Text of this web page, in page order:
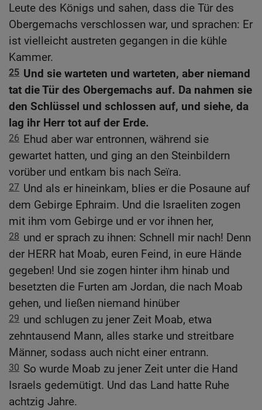
Leute des Königs und sahen, dass die Tür des
Obergemachs verschlossen war, und sprachen: Er
ist vielleicht austreten gegangen in die kühle
Kammer.
25 Und sie warteten und warteten, aber niemand
tat die Tür des Obergemachs auf. Da nahmen sie
den Schlüssel und schlossen auf, und siehe, da
lag ihr Herr tot auf der Erde.
26 Ehud aber war entronnen, während sie
gewartet hatten, und ging an den Steinbildern
vorüber und entkam bis nach Seïra.
27 Und als er hineinkam, blies er die Posaune auf
dem Gebirge Ephraim. Und die Israeliten zogen
mit ihm vom Gebirge und er vor ihnen her,
28 und er sprach zu ihnen: Schnell mir nach! Denn
der HERR hat Moab, euren Feind, in eure Hände
gegeben! Und sie zogen hinter ihm hinab und
besetzten die Furten am Jordan, die nach Moab
gehen, und ließen niemand hinüber
29 und schlugen zu jener Zeit Moab, etwa
zehntausend Mann, alles starke und streitbare
Männer, sodass auch nicht einer entrann.
30 So wurde Moab zu jener Zeit unter die Hand
Israels gedemütigt. Und das Land hatte Ruhe
achtzig Jahre.